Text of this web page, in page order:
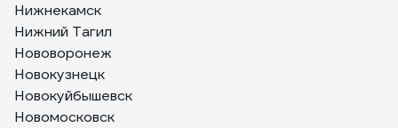
Нижнекамск
Нижний Тагил
Нововоронеж
Новокузнецк
Новокуйбышевск
Новомосковск